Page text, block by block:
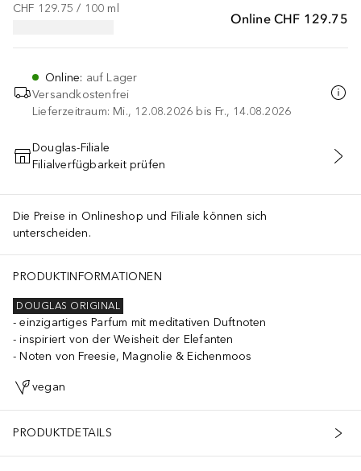
Online CHF 129.75
CHF 129.75 / 100 ml
Online: auf Lager
Versandkostenfrei
Lieferzeitraum: Mi., 12.08.2026 bis Fr., 14.08.2026
IN DEN WARENKORB
Douglas-Filiale
Filialverfügbarkeit prüfen
Die Preise in Onlineshop und Filiale können sich
unterscheiden.
PRODUKTINFORMATIONEN
DOUGLAS ORIGINAL
einzigartiges Parfum mit meditativen Duftnoten
inspiriert von der Weisheit der Elefanten
Noten von Freesie, Magnolie & Eichenmoos
vegan
PRODUKTDETAILS